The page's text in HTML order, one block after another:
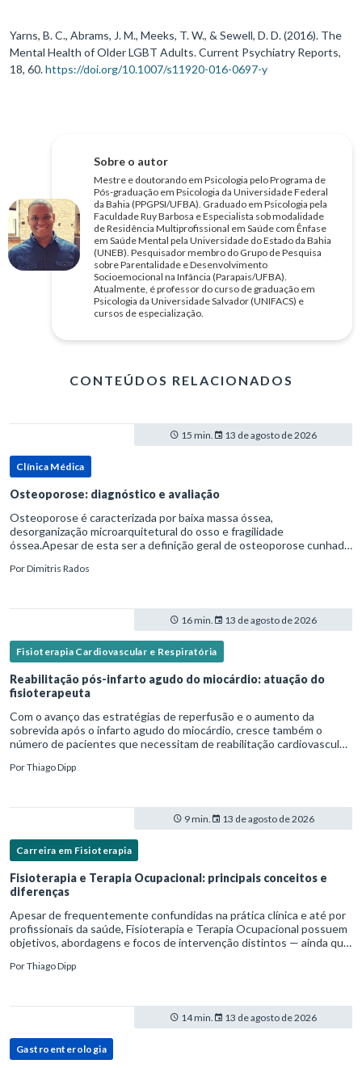
Yarns, B. C., Abrams, J. M., Meeks, T. W., & Sewell, D. D. (2016). The
Mental Health of Older LGBT Adults. Current Psychiatry Reports,
18, 60.https://doi.org/10.1007/s11920-016-0697-y
Sobre o autor
Mestre e doutorando em Psicologia pelo Programa de
Pós-graduação em Psicologia da Universidade Federal
da Bahia (PPGPSI/UFBA). Graduado em Psicologia pela
Faculdade Ruy Barbosa e Especialista sob modalidade
de Residência Multiprofissional em Saúde com Ênfase
em Saúde Mental pela Universidade do Estado da Bahia
(UNEB). Pesquisador membro do Grupo de Pesquisa
sobre Parentalidade e Desenvolvimento
Socioemocional na Infância (Parapais/UFBA).
Atualmente, é professor do curso de graduação em
Psicologia da Universidade Salvador (UNIFACS) e
cursos de especialização.
CONTEÚDOS RELACIONADOS
15 min. 13 de agosto de 2026
Clínica Médica
Osteoporose: diagnóstico e avaliação
Osteoporose é caracterizada por baixa massa óssea,
desorganização microarquitetural do osso e fragilidade
óssea.Apesar de esta ser a definição geral de osteoporose cunhada
patofisiológico, e não c
PorDimitris Rados
16 min. 13 de agosto de 2026
Fisioterapia Cardiovascular e Respiratória
Reabilitação pós-infarto agudo do miocárdio: atuação do
fisioterapeuta
Com o avanço das estratégias de reperfusão e o aumento da
sobrevida após o infarto agudo do miocárdio, cresce também o
número de pacientes que necessitam de reabilitação cardiovascular
PorThiago Dipp
9 min. 13 de agosto de 2026
Carreira em Fisioterapia
Fisioterapia e Terapia Ocupacional: principais conceitos e
diferenças
Apesar de frequentemente confundidas na prática clínica e até por
profissionais da saúde, Fisioterapia e Terapia Ocupacional possuem
objetivos, abordagens e focos de intervenção distintos — ainda que
PorThiago Dipp
14 min. 13 de agosto de 2026
Gastroenterologia